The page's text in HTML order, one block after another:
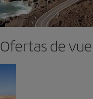
Ofertas de